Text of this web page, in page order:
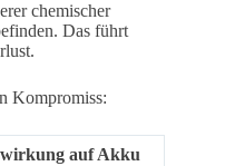
chemischer
Das führt
Kompromiss:
auf Akku